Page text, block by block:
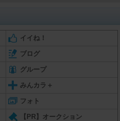
イイね！
ブログ
グループ
みんカラ＋
フォト
【PR】オークション